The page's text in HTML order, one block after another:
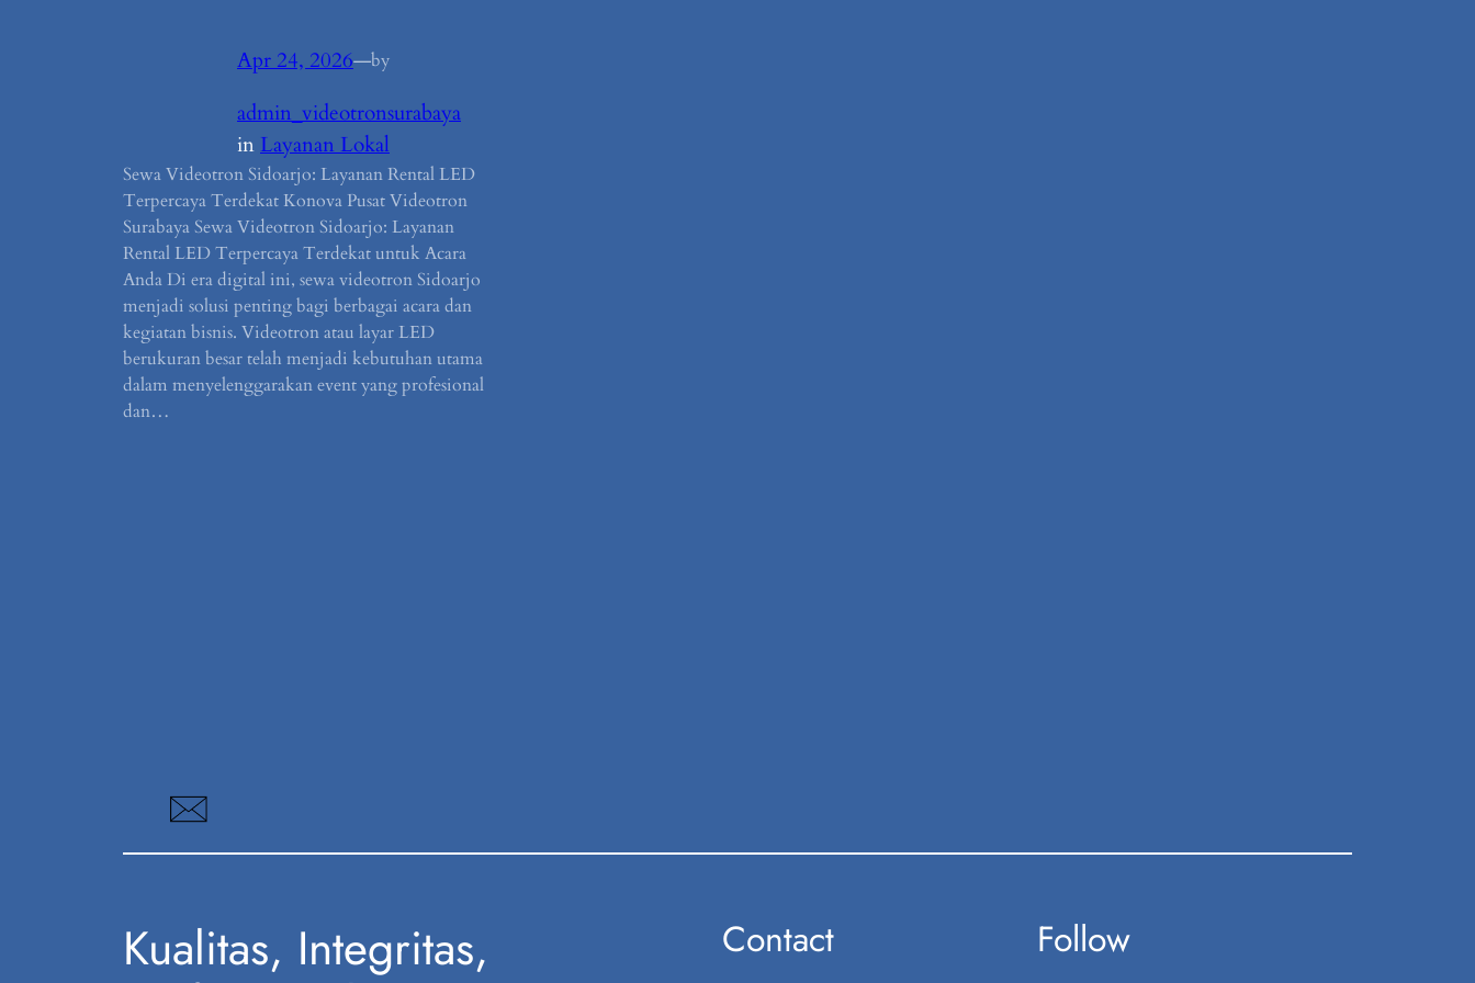
Apr 24, 2026—by
admin_videotronsurabaya
in Layanan Lokal
Sewa Videotron Sidoarjo: Layanan Rental LED
Terpercaya Terdekat Konova Pusat Videotron
Surabaya Sewa Videotron Sidoarjo: Layanan
Rental LED Terpercaya Terdekat untuk Acara
Anda Di era digital ini, sewa videotron Sidoarjo
menjadi solusi penting bagi berbagai acara dan
kegiatan bisnis. Videotron atau layar LED
berukuran besar telah menjadi kebutuhan utama
dalam menyelenggarakan event yang profesional
dan…
Kualitas, Integritas,
Contact Follow